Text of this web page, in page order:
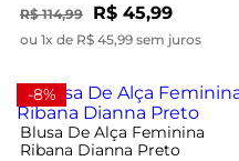
R$ 114,99 R$ 45,99
ou 1x de R$ 45,99 sem juros
-8%
Blusa De Alça Feminina
Ribana Dianna Preto